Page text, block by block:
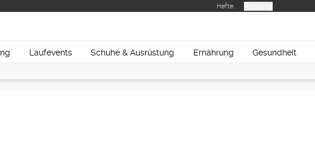
Hefte
Laufevents Schuhe & Ausrüstung Ernährung Gesundheit